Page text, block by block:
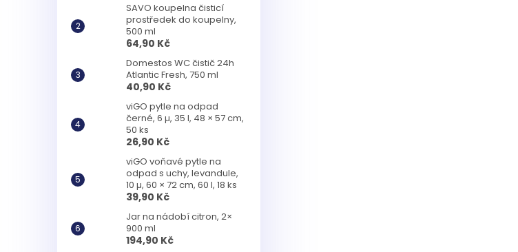
SAVO koupelna čisticí
prostředek do koupelny,
500 ml
64,90 Kč
Domestos WC čistič 24h
Atlantic Fresh, 750 ml
40,90 Kč
viGO pytle na odpad
černé, 6 µ, 35 l, 48 × 57 cm,
50 ks
26,90 Kč
viGO voňavé pytle na
odpad s uchy, levandule,
10 µ, 60 × 72 cm, 60 l, 18 ks
39,90 Kč
Jar na nádobí citron, 2×
900 ml
194,90 Kč